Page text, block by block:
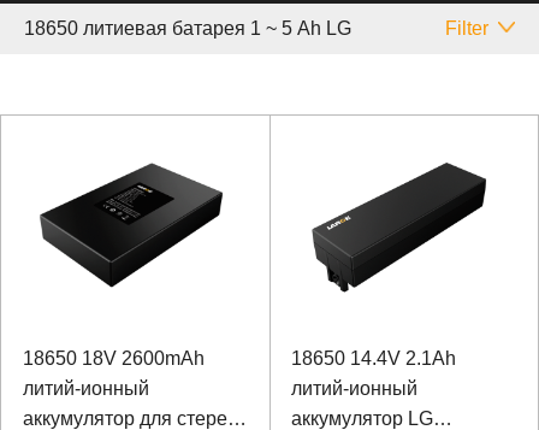
18650 литиевая батарея 1 ~ 5 Аh LG Filter
18650 18V 2600mAh
литий-ионный
аккумулятор для стерео
18650 14.4V 2.1Ah
литий-ионный
аккумулятор LG